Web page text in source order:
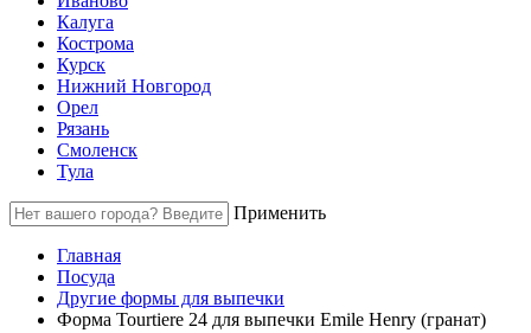
Калуга
Кострома
Курск
Нижний Новгород
Орел
Рязань
Смоленск
Тула
Применить
Главная
Посуда
Другие формы для выпечки
Форма Tourtiere 24 для выпечки Emile Henry (гранат)